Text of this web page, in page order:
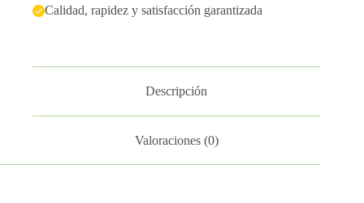
Calidad, rapidez y satisfacción garantizada
Descripción
Valoraciones (0)